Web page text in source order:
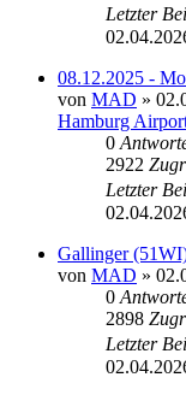
Letzter
08.12.2025 -
von MAD »
Hamburg
0
2922
Letzter
Gallinger
von MAD »
0
2898
Letzter